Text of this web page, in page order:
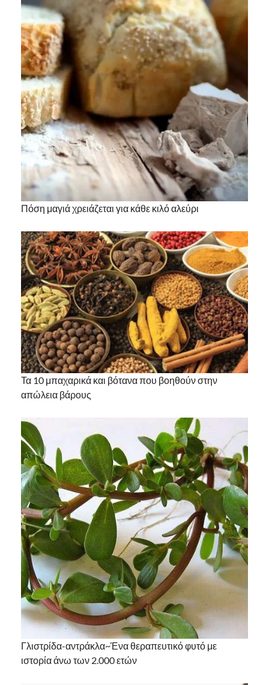
Πόση μαγιά χρειάζεται για κάθε κιλό αλεύρι
Τα 10 μπαχαρικά και βότανα που βοηθούν στην
απώλεια βάρους
Γλιστρίδα-αντράκλα~Ένα θεραπευτικό φυτό με
ιστορία άνω των 2.000 ετών